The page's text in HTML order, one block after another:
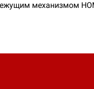
механизмом